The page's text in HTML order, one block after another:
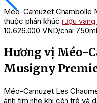
Méo-Camuzet Chambolle
thuộc phân khúc rượu
10.626.000 VND/chai
Hương vị Méo-
Musigny
Méo-Camuzet Les
ánh tím nhẹ khi còn trẻ và